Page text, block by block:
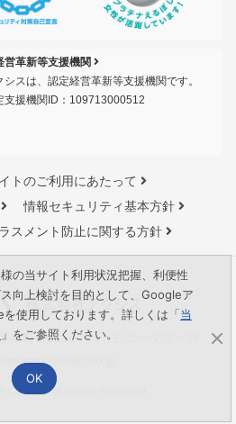
営革新等支援機関
シスは、認定経営革新等支援機関です。
支援機関ID：109713000512
トのご利用にあたって
情報セキュリティ基本方針
スメント防止に関する方針
本町1-32-2 ハーモニータワー2F
Co., Ltd. All Rights Reserved.
の当サイト利用状況把握、利便性
向上検討を目的として、Googleア
使用しております。詳しくは「当
」をご参照ください。
OK